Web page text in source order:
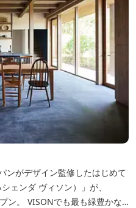
ンがデザイン監修したはじめて
ェンダ ヴィソン）」が、
豊かな